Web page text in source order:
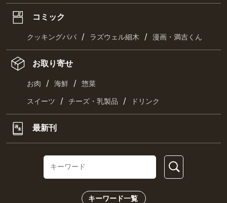
コミック
クッキングパパ / ラズウェル細木 / 漫画・満吉くん
お取り寄せ
お肉 / 海鮮 / 惣菜
スイーツ / チーズ・乳製品 / ドリンク
最新刊
キーワード一覧